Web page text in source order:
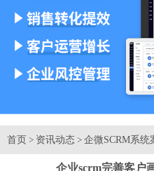
首页 > 资讯动态 > 企微SCRM系
企业scrm完善客户